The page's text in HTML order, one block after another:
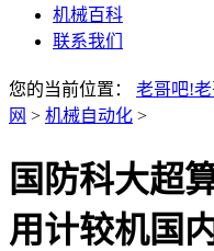
机械百科
联系我们
您的当前位置： 老哥吧!
网 > 机械自动化 >
国防科大超
用计较机国